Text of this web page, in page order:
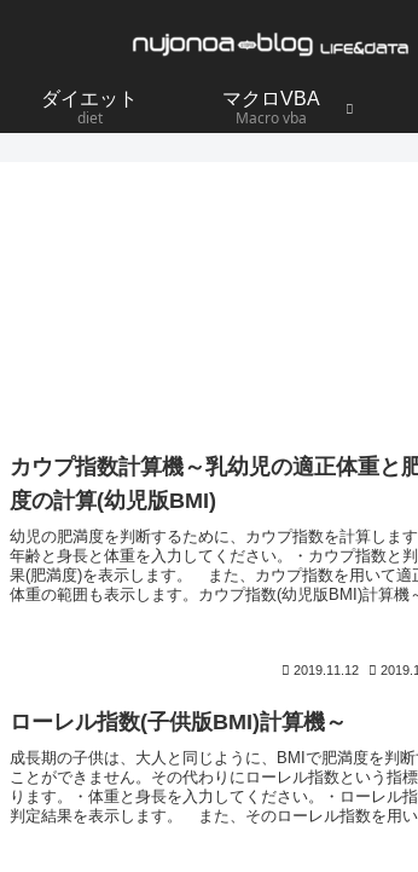
ダイエット
diet
マクロVBA
Macro vba
カウプ指数計算機～乳幼児の適正体重と
度の計算(幼児版BMI)
幼児の肥満度を判断するために、カウプ指数を計算します
年齢と身長と体重を入力してください。・カウプ指数と
果(肥満度)を表示します。 また、カウプ指数を用いて適
体重の範囲も表示します。カウプ指数(幼児版BMI)計算機
2019.11.12
ローレル指数(子供版BMI)計算機～
成長期の子供は、大人と同じように、BMIで肥満度を判断
ことができません。その代わりにローレル指数という指
ります。・体重と身長を入力してください。・ローレル指
判定結果を表示します。 また、そのローレル指数を用い